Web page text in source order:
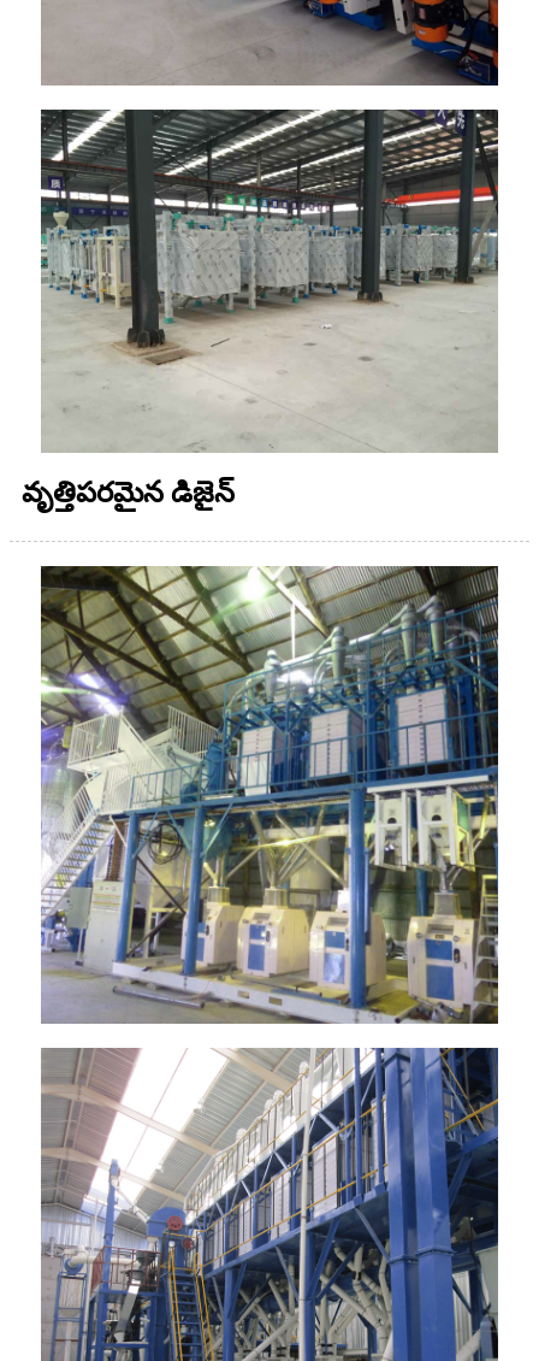
వృత్తిపరమైన డిజైన్